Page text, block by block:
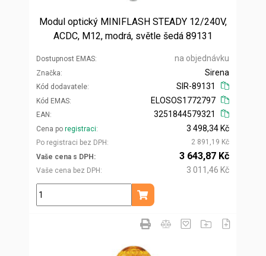
Modul optický MINIFLASH STEADY 12/240V,
ACDC, M12, modrá, světle šedá 89131
Dostupnost EMAS na objednávku
Značka
Kód dodavatele
Sirena
SIR-89131
Kód EMAS
EAN
ELOSOS1772797
3251844579321
Cena po registraci
Po registraci bez DPH
3 498,34 Kč
2 891,19 Kč
Vaše cena s DPH
Vaše cena bez DPH
3 643,87 Kč
3 011,46 Kč
ks
Přidat do košíku